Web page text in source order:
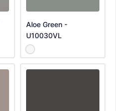
Aloe Green -
U10030VL